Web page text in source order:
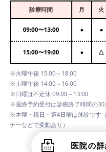
診療時間 月 火
09:00〜13:00 ● ●
15:00〜19:00 ● △
※火曜午後 15:00～18:00
※土曜午後 14:00～16:00
※日曜は不定休 09:00～13:00
※最終予約受付は診療終了時間の30
※木曜・祝日・第4日曜は休診です
ナーなどで変動あり）
医院の